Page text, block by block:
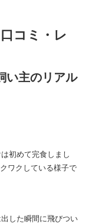
コミ・レ
い主のリアル
初めて完食しまし
ワクしている様子で
した瞬間に飛びつい